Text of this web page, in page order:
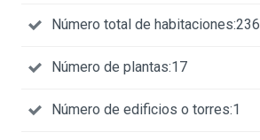
Número total de habitaciones:236
Número de plantas:17
Número de edificios o torres:1